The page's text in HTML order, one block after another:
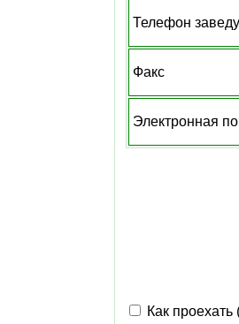
Телефон
Факс
Электронная
Как